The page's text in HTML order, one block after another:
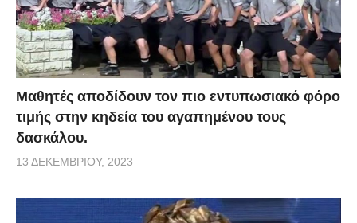
Μαθητές αποδίδουν τον πιο εντυπωσιακό φόρο
τιμής στην κηδεία του αγαπημένου τους
δασκάλου.
13 ΔΕΚΕΜΒΡΊΟΥ, 2023